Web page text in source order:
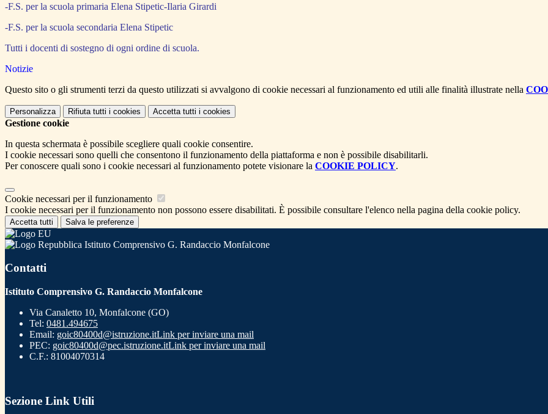
-F.S. per la scuola primaria Elena Stipetic-Ilaria Girardi
-F.S. per la scuola secondaria Elena Stipetic
Tutti i docenti di sostegno di ogni ordine di scuola.
Notizie
Questo sito o gli strumenti terzi da questo utilizzati si avvalgono di cookie necessari al funzionamento ed utili alle finalità illustrate nella
Personalizza Rifiuta tutti i cookies Accetta tutti i cookies
Gestione cookie
In questa schermata è possibile scegliere quali cookie consentire.
I cookie necessari sono quelli che consentono il funzionamento della piattaforma e non è possibile disabilitarli.
Per conoscere quali sono i cookie necessari al funzionamento potete visionare la COOKIE POLICY.
Cookie necessari per il funzionamento
I cookie necessari per il funzionamento non possono essere disabilitati. È possibile consultare l'elenco nella pagina della cookie policy.
Accetta tutti Salva le preferenze
Istituto Comprensivo G. Randaccio Monfalcone
Contatti
Istituto Comprensivo G. Randaccio Monfalcone
Via Canaletto 10, Monfalcone (GO)
Tel: 0481.494675
Email: goic80400d@istruzione.itLink per inviare una mail
PEC: goic80400d@pec.istruzione.itLink per inviare una mail
C.F.: 81004070314
Sezione Link Utili